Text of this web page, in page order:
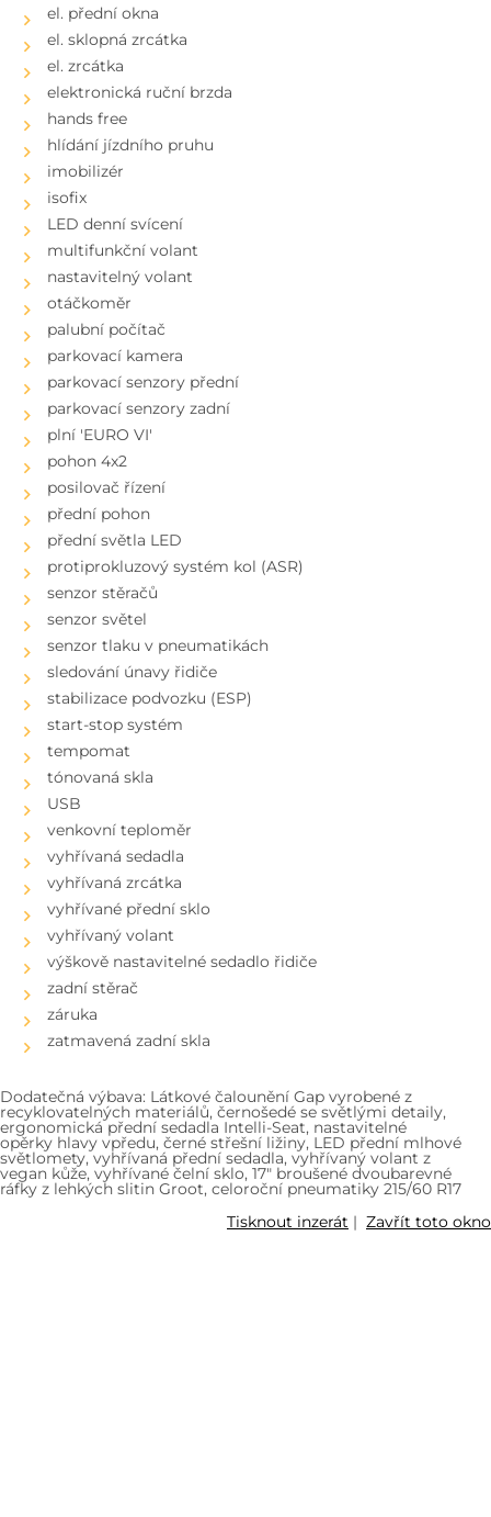
el. přední okna
el. sklopná zrcátka
el. zrcátka
elektronická ruční brzda
hands free
hlídání jízdního pruhu
imobilizér
isofix
LED denní svícení
multifunkční volant
nastavitelný volant
otáčkoměr
palubní počítač
parkovací kamera
parkovací senzory přední
parkovací senzory zadní
plní 'EURO VI'
pohon 4x2
posilovač řízení
přední pohon
přední světla LED
protiprokluzový systém kol (ASR)
senzor stěračů
senzor světel
senzor tlaku v pneumatikách
sledování únavy řidiče
stabilizace podvozku (ESP)
start-stop systém
tempomat
tónovaná skla
USB
venkovní teploměr
vyhřívaná sedadla
vyhřívaná zrcátka
vyhřívané přední sklo
vyhřívaný volant
výškově nastavitelné sedadlo řidiče
zadní stěrač
záruka
zatmavená zadní skla
Dodatečná výbava: Látkové čalounění Gap vyrobené z
recyklovatelných materiálů, černošedé se světlými detaily,
ergonomická přední sedadla Intelli-Seat, nastavitelné
opěrky hlavy vpředu, černé střešní ližiny, LED přední mlhové
světlomety, vyhřívaná přední sedadla, vyhřívaný volant z
vegan kůže, vyhřívané čelní sklo, 17" broušené dvoubarevné
ráfky z lehkých slitin Groot, celoroční pneumatiky 215/60 R17
Tisknout inzerát | Zavřít toto okno